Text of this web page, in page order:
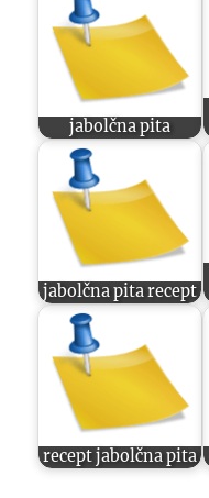
jabolčna pita
jabolčna pita recept
recept jabolčna pita